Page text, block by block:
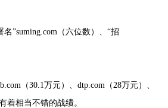
”suming.com（六位数）、“招
（30.1万元）、dtp.com（28万元）、
着相当不错的战绩。